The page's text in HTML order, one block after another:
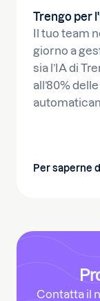
Trengo per
Il tuo team
giorno a
sia l’IA di
all’80%
Per saperne
Contatta il